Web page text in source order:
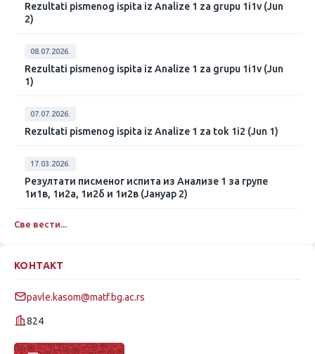
Rezultati pismenog ispita iz Analize 1 za grupu 1i1v (Jun
2)
08.07.2026.
Rezultati pismenog ispita iz Analize 1 za grupu 1i1v (Jun
1)
07.07.2026.
Rezultati pismenog ispita iz Analize 1 za tok 1i2 (Jun 1)
17.03.2026.
Резултати писменог испита из Анализе 1 за групе
1и1в, 1и2а, 1и2б и 1и2в (Јануар 2)
Све вести...
КОНТАКТ
pavle.kasom@matf.bg.ac.rs
824